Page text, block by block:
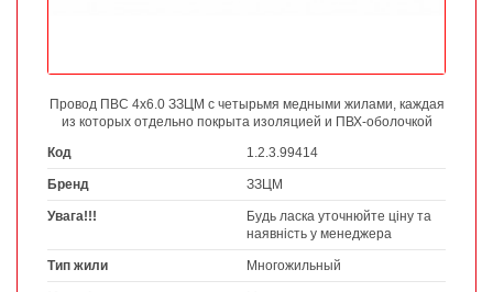
Провод ПВС 4х6.0 ЗЗЦМ с четырьмя медными жилами, каждая
из которых отдельно покрыта изоляцией и ПВХ-оболочкой
Код
1.2.3.99414
Бренд ЗЗЦМ
Увага!!!
Будь ласка уточнюйте ціну та
наявність у менеджера
Тип жили Многожильный